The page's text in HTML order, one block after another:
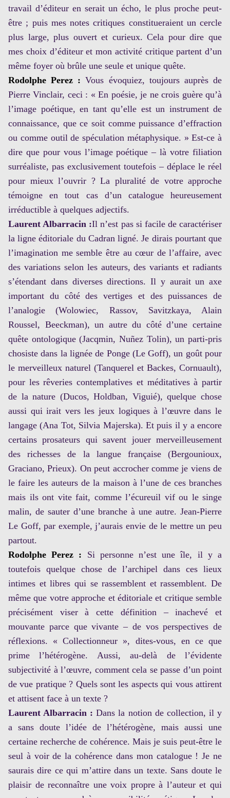
travail d’éditeur en serait un écho, le plus proche peut-
être ; puis mes notes critiques constitueraient un cercle
plus large, plus ouvert et curieux. Cela pour dire que
mes choix d’éditeur et mon activité critique partent d’un
même foyer où brûle une seule et unique quête.
Rodolphe Perez : Vous évoquiez, toujours auprès de
Pierre Vinclair, ceci : « En poésie, je ne crois guère qu’à
l’image poétique, en tant qu’elle est un instrument de
connaissance, que ce soit comme puissance d’effraction
ou comme outil de spéculation métaphysique. » Est-ce à
dire que pour vous l’image poétique – là votre filiation
surréaliste, pas exclusivement toutefois – déplace le réel
pour mieux l’ouvrir ? La pluralité de votre approche
témoigne en tout cas d’un catalogue heureusement
irréductible à quelques adjectifs.
Laurent Albarracin :Il n’est pas si facile de caractériser
la ligne éditoriale du Cadran ligné. Je dirais pourtant que
l’imagination me semble être au cœur de l’affaire, avec
des variations selon les auteurs, des variants et radiants
s’étendant dans diverses directions. Il y aurait un axe
important du côté des vertiges et des puissances de
l’analogie (Wolowiec, Rassov, Savitzkaya, Alain
Roussel, Beeckman), un autre du côté d’une certaine
quête ontologique (Jacqmin, Nuñez Tolin), un parti-pris
chosiste dans la lignée de Ponge (Le Goff), un goût pour
le merveilleux naturel (Tanquerel et Backes, Cornuault),
pour les rêveries contemplatives et méditatives à partir
de la nature (Ducos, Holdban, Viguié), quelque chose
aussi qui irait vers les jeux logiques à l’œuvre dans le
langage (Ana Tot, Silvia Majerska). Et puis il y a encore
certains prosateurs qui savent jouer merveilleusement
des richesses de la langue française (Bergounioux,
Graciano, Prieux). On peut accrocher comme je viens de
le faire les auteurs de la maison à l’une de ces branches
mais ils ont vite fait, comme l’écureuil vif ou le singe
malin, de sauter d’une branche à une autre. Jean-Pierre
Le Goff, par exemple, j’aurais envie de le mettre un peu
partout.
Rodolphe Perez : Si personne n’est une île, il y a
toutefois quelque chose de l’archipel dans ces lieux
intimes et libres qui se rassemblent et rassemblent. De
même que votre approche et éditoriale et critique semble
précisément viser à cette définition – inachevé et
mouvante parce que vivante – de vos perspectives de
réflexions. « Collectionneur », dites-vous, en ce que
prime l’hétérogène. Aussi, au-delà de l’évidente
subjectivité à l’œuvre, comment cela se passe d’un point
de vue pratique ? Quels sont les aspects qui vous attirent
et attisent face à un texte ?
Laurent Albarracin :Dans la notion de collection, il y
a sans doute l’idée de l’hétérogène, mais aussi une
certaine recherche de cohérence. Mais je suis peut-être le
seul à voir de la cohérence dans mon catalogue ! Je ne
saurais dire ce qui m’attire dans un texte. Sans doute le
plaisir de reconnaître une voix propre à l’auteur et qui